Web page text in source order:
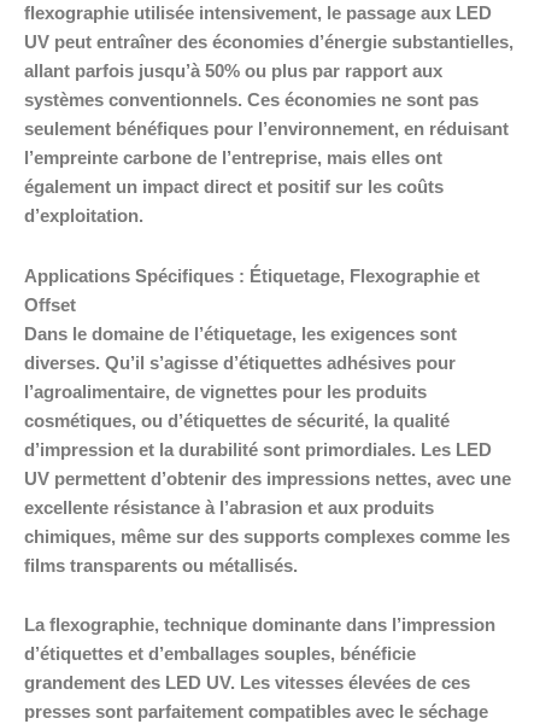
flexographie utilisée intensivement, le passage aux LED
UV peut entraîner des économies d’énergie substantielles,
allant parfois jusqu’à 50% ou plus par rapport aux
systèmes conventionnels. Ces économies ne sont pas
seulement bénéfiques pour l’environnement, en réduisant
l’empreinte carbone de l’entreprise, mais elles ont
également un impact direct et positif sur les coûts
d’exploitation.
Applications Spécifiques : Étiquetage, Flexographie et
Offset
Dans le domaine de l’étiquetage, les exigences sont
diverses. Qu’il s’agisse d’étiquettes adhésives pour
l’agroalimentaire, de vignettes pour les produits
cosmétiques, ou d’étiquettes de sécurité, la qualité
d’impression et la durabilité sont primordiales. Les LED
UV permettent d’obtenir des impressions nettes, avec une
excellente résistance à l’abrasion et aux produits
chimiques, même sur des supports complexes comme les
films transparents ou métallisés.
La flexographie, technique dominante dans l’impression
d’étiquettes et d’emballages souples, bénéficie
grandement des LED UV. Les vitesses élevées de ces
presses sont parfaitement compatibles avec le séchage